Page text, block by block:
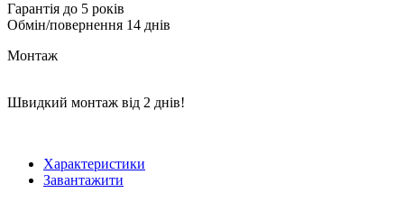
Гарантія до 5 років
Обмін/повернення 14 днів
Монтаж
Швидкий монтаж від 2 днів!
Характеристики
Завантажити